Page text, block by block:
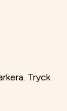
Tryck